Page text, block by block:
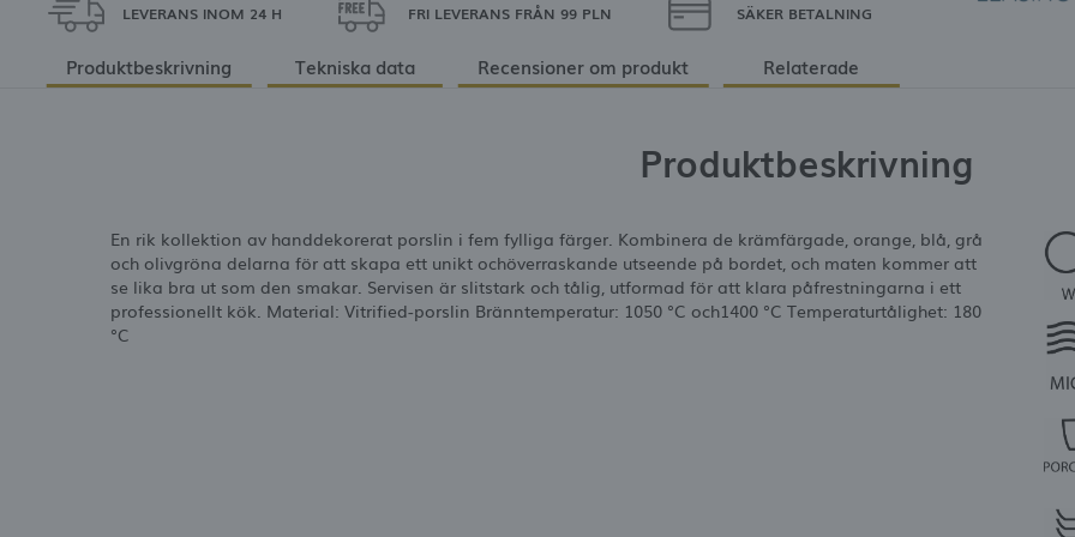
LEVERANS INOM 24 H FRI LEVERANS FRÅN 99 PLN SÄKER BETALNING
Produktbeskrivning Tekniska data Recensioner om produkt Relaterade
Produktbeskrivning
En rik kollektion av handdekorerat porslin i fem fylliga färger. Kombinera de krämfärgade, orange, blå, grå
och olivgröna delarna för att skapa ett unikt ochöverraskande utseende på bordet, och maten kommer att
se lika bra ut som den smakar. Servisen är slitstark och tålig, utformad för att klara påfrestningarna i ett
professionellt kök. Material: Vitrified-porslin Bränntemperatur: 1050 °C och1400 °C Temperaturtålighet: 180
°C